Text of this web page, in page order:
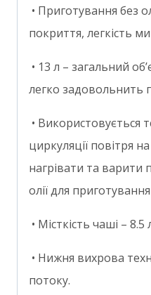
• Приготування без
покриття, легкість
• 13 л – загальний
легко задовольнить
• Використовується
циркуляції повітря
нагрівати та варити
олії для приготування
• Місткість чаші – 8.5
• Нижня вихрова
потоку.